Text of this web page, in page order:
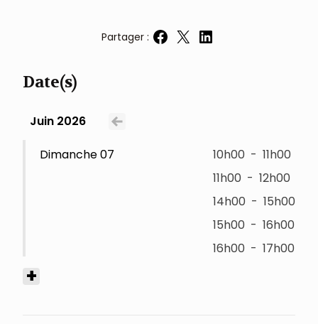
Date(s)
Voir le mois précédent
Juin 2026
Dimanche 07 10h00 - 11h00
11h00 - 12h00
14h00 - 15h00
15h00 - 16h00
16h00 - 17h00
+
Partager :Partager sur Facebook
Partager sur X
Partager sur LinkedIn